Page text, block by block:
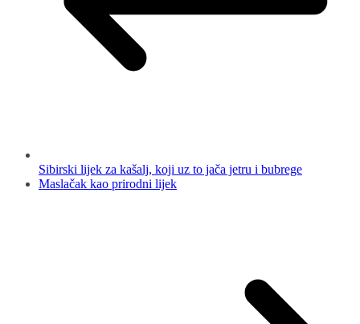
Sibirski lijek za kašalj, koji uz to jača jetru i bubrege
Maslačak kao prirodni lijek